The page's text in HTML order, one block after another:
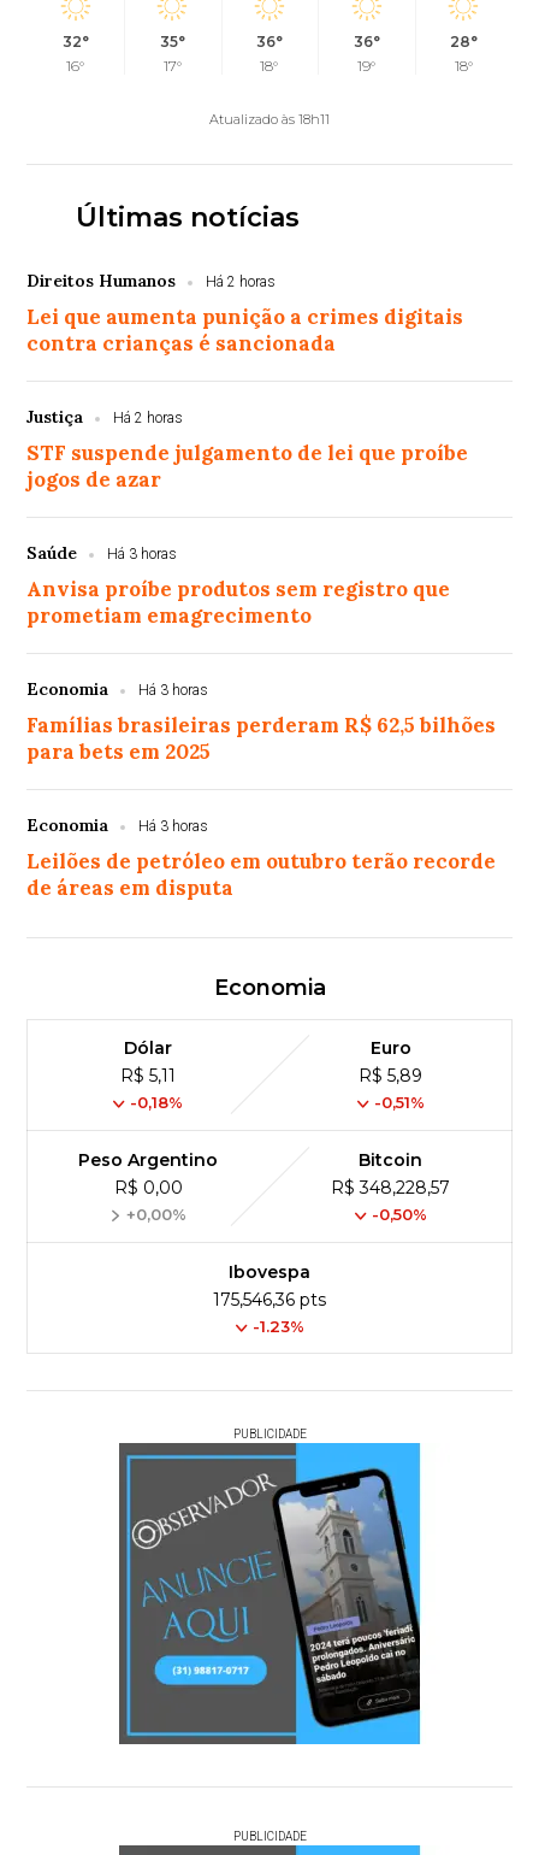
32°
16°
35°
17°
36°
18°
36°
19°
28°
18°
Atualizado às 18h11
Últimas notícias
Direitos Humanos Há 2 horas
Lei que aumenta punição a crimes digitais
contra crianças é sancionada
Justiça Há 2 horas
STF suspende julgamento de lei que proíbe
jogos de azar
Saúde Há 3 horas
Anvisa proíbe produtos sem registro que
prometiam emagrecimento
Economia Há 3 horas
Famílias brasileiras perderam R$ 62,5 bilhões
para bets em 2025
Economia Há 3 horas
Leilões de petróleo em outubro terão recorde
de áreas em disputa
Economia
Dólar
R$ 5,11
-0,18%
Euro
R$ 5,89
-0,51%
Peso Argentino
R$ 0,00
+0,00%
Bitcoin
R$ 348,228,57
-0,50%
Ibovespa
175,546,36 pts
-1.23%
PUBLICIDADE
PUBLICIDADE